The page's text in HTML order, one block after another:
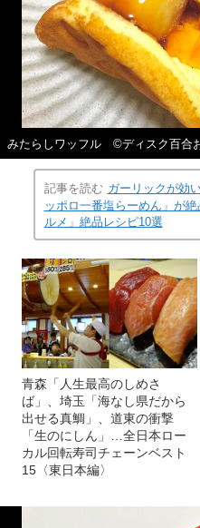
みたらしワッフル ©ディスク百合
記事を読む ガーリックが効
ッポロ一番塩らーめん」が
ルメ」絶品レシピ10選
青森「人生最高のしめさ
ば」、埼玉「海なし県だから
出せる真鯛」、道東の衝撃
「生のにしん」…全日本ロー
カル回転寿司チェーンベスト
15〈東日本編〉